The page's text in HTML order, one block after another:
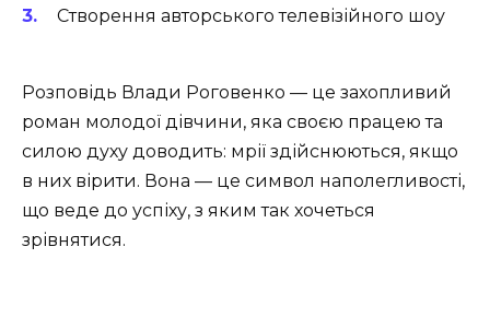
Створення авторського телевізійного шоу
Розповідь Влади Роговенко — це захопливий
роман молодої дівчини, яка своєю працею та
силою духу доводить: мрії здійснюються, якщо
в них вірити. Вона — це символ наполегливості,
що веде до успіху, з яким так хочеться
зрівнятися.